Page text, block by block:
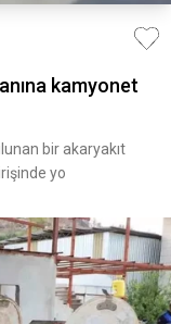
kamyonet
bir akaryakıt
yo